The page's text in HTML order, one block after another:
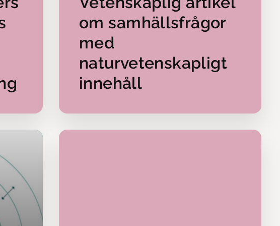
första dagen efter ett
med hjälp av
så många studier även
unga elever menar
Som att lära känna sina
Och låta
mycket säger hon.
det väl inte. Men som
om samhällsfrågor
med
naturvetenskapligt
innehåll